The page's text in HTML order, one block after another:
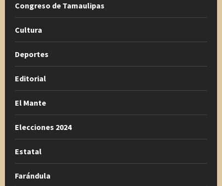
Congreso de Tamaulipas
Cultura
Deportes
Editorial
El Mante
Elecciones 2024
Estatal
Farándula